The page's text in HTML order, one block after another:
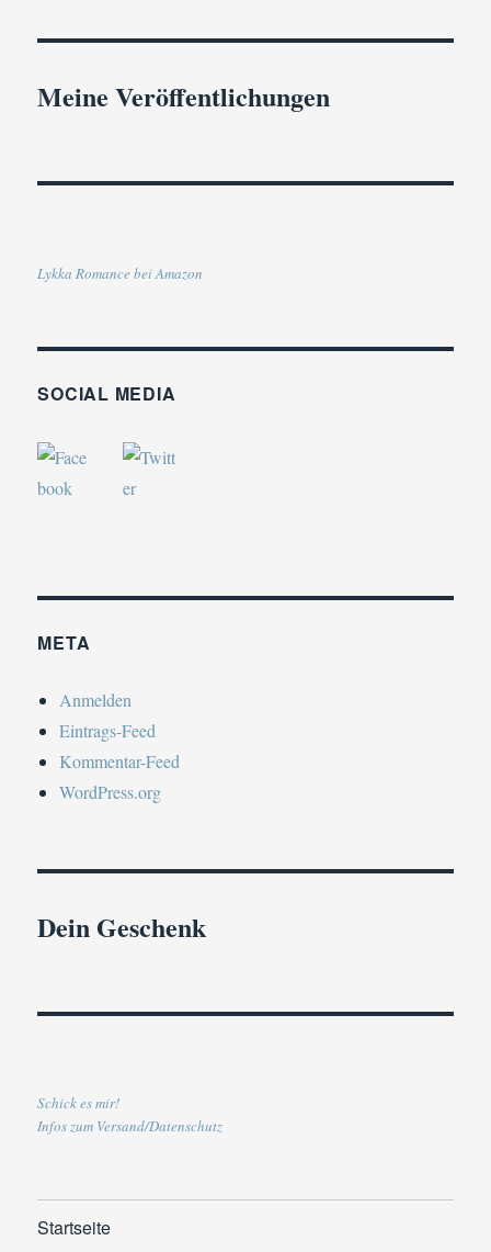
Meine Veröffentlichungen
Lykka Romance bei Amazon
SOCIAL MEDIA
META
Anmelden
Eintrags-Feed
Kommentar-Feed
WordPress.org
Dein Geschenk
Schick es mir!
Infos zum Versand/Datenschutz
Startseite